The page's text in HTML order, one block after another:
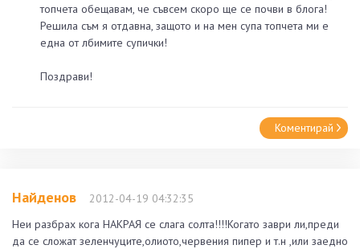
топчета обещавам, че съвсем скоро ще се почви в блога!
Решила съм я отдавна, защото и на мен супа топчета ми е
една от лбимите супички!
Поздрави!
Коментирай
Найденов
2012-04-19 04:32:35
Неи разбрах кога НАКРАЯ се слага солта!!!!Когато заври ли,преди
да се сложат зеленчуците,олиото,червения пипер и т.н ,или заедно